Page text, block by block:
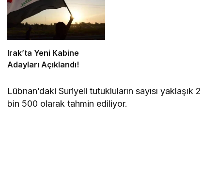
Irak’ta Yeni Kabine
Adayları Açıklandı!
Lübnan’daki Suriyeli tutukluların sayısı yaklaşık 2
bin 500 olarak tahmin ediliyor.